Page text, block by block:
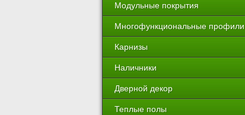
Модульные покрытия
Многофункциональные профили
Карнизы
Наличники
Дверной декор
Теплые полы